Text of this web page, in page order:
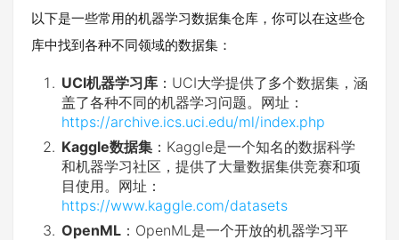
以下是一些常用的机器学习数据集仓库，你可以在这些仓
库中找到各种不同领域的数据集：
UCI机器学习库 ：UCI大学提供了多个数据集，涵
盖了各种不同的机器学习问题。网址：
https://archive.ics.uci.edu/ml/index.php
Kaggle数据集 ：Kaggle是一个知名的数据科学
和机器学习社区，提供了大量数据集供竞赛和项
目使用。网址：
https://www.kaggle.com/datasets
OpenML ：OpenML是一个开放的机器学习平